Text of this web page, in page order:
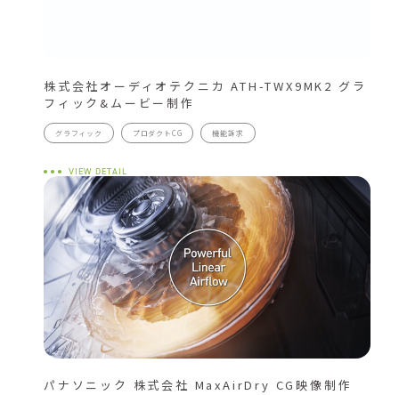
株式会社オーディオテクニカ ATH-TWX9MK2 グラ
フィック&ムービー制作
グラフィック プロダクトCG 機能訴求
VIEW DETAIL
パナソニック 株式会社 MaxAirDry CG映像制作